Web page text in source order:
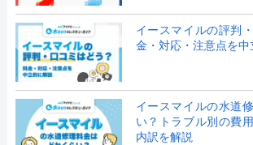
イースマイルの評判
金・対応・注意点を中
イースマイルの水道
い？トラブル別の費
内訳を解説